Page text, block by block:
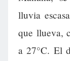
lluvia
que llueva,
a 27°C. El